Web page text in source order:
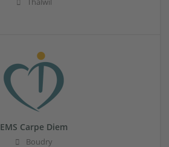
EMS Carpe Diem
Boudry